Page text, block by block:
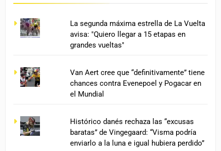
La segunda máxima estrella de La Vuelta
avisa: "Quiero llegar a 15 etapas en
grandes vueltas"
Van Aert cree que “definitivamente” tiene
chances contra Evenepoel y Pogacar en
el Mundial
Histórico danés rechaza las “excusas
baratas” de Vingegaard: “Visma podría
enviarlo a la luna e igual hubiera perdido”